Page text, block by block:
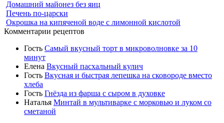
Домашний майонез без яиц
Печень по-царски
Окрошка на кипяченой воде с лимонной кислотой
Комментарии рецептов
Гость Самый вкусный торт в микроволновке за 10
минут
Елена Вкусный пасхальный кулич
Гость Вкусная и быстрая лепешка на сковороде вместо
хлеба
Гость Гнёзда из фарша с сыром в духовке
Наталья Минтай в мультиварке с морковью и луком со
сметаной